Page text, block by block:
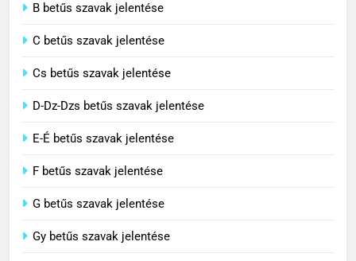
C BETŰS SZAVAK JELENTÉSE
3
Civilizáció jelentése
4
Contemporary jelentése
B betűs szavak jelentése
C betűs szavak jelentése
Cs betűs szavak jelentése
D-Dz-Dzs betűs szavak jelentése
E-É betűs szavak jelentése
F betűs szavak jelentése
G betűs szavak jelentése
Gy betűs szavak jelentése